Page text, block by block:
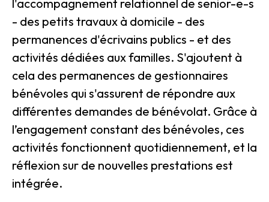
l'accompagnement relationnel de senior-e-s
- des petits travaux à domicile - des
permanences d'écrivains publics - et des
activités dédiées aux familles. S'ajoutent à
cela des permanences de gestionnaires
bénévoles qui s'assurent de répondre aux
différentes demandes de bénévolat. Grâce à
l’engagement constant des bénévoles, ces
activités fonctionnent quotidiennement, et la
réflexion sur de nouvelles prestations est
intégrée.